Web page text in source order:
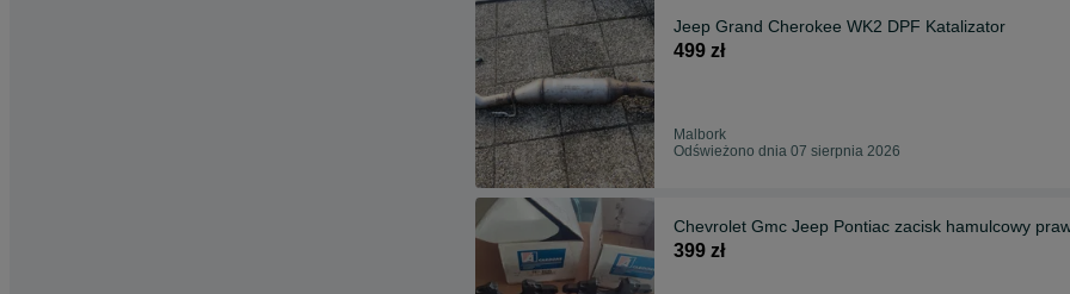
Jeep Grand Cherokee WK2 DPF Katalizator
499 zł
Malbork
Odświeżono dnia 07 sierpnia 2026
Chevrolet Gmc Jeep Pontiac zacisk hamulcowy
399 zł